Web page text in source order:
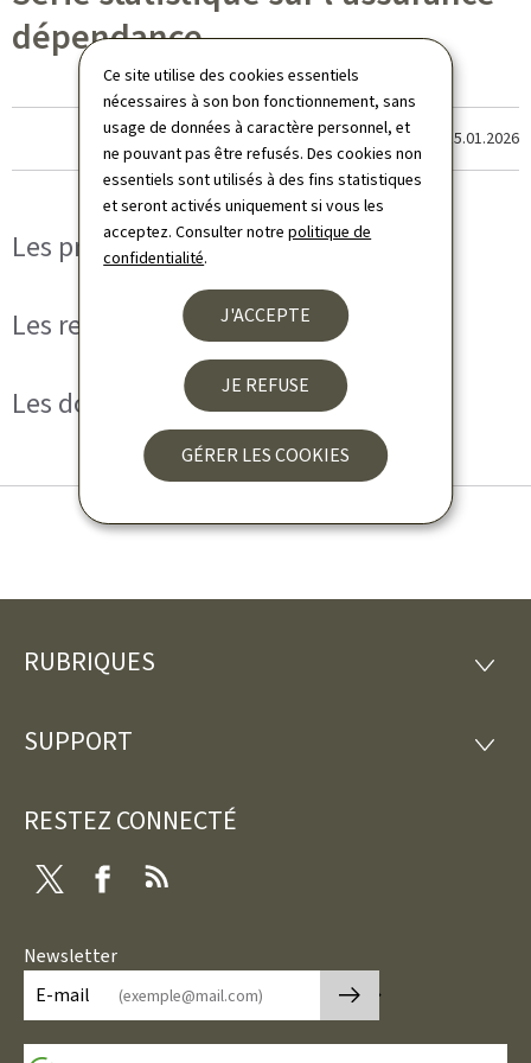
Ce site utilise des cookies essentiels
nécessaires à son bon fonctionnement, sans
usage de données à caractère personnel, et
ne pouvant pas être refusés. Des cookies non
essentiels sont utilisés à des fins statistiques
et seront activés uniquement si vous les
acceptez. Consulter notrepolitique de
confidentialité.
J'ACCEPTE
JE REFUSE
GÉRER LES COOKIES
dépendance
Dernière modification le 15.01.2026
Les prestations
Les ressources humaines
Les données financières
Pied
page
RUBRIQUES
SUPPORT
RESTEZ CONNECTÉ
Twitter Facebook
Newsletter
E-mail
🡒